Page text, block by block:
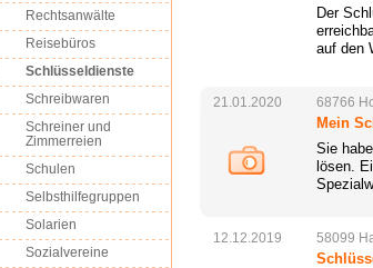
Der
auf den
21.01.2020 68766
Mein
Sie
lösen.
12.12.2019 58099
Rechtsanwälte
Reisebüros
Schlüsseldienste
Schreibwaren
Schreiner und
Zimmerreien
Schulen
Selbsthilfegruppen
Solarien
Sozialvereine